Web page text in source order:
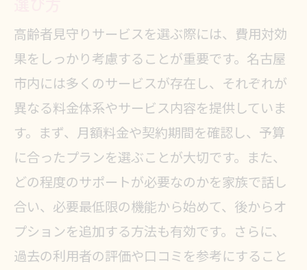
高齢者見守りサービスを選ぶ際には、費用対効
果をしっかり考慮することが重要です。名古屋
市内には多くのサービスが存在し、それぞれが
異なる料金体系やサービス内容を提供していま
す。まず、月額料金や契約期間を確認し、予算
に合ったプランを選ぶことが大切です。また、
どの程度のサポートが必要なのかを家族で話し
合い、必要最低限の機能から始めて、後からオ
プションを追加する方法も有効です。さらに、
過去の利用者の評価や口コミを参考にすること